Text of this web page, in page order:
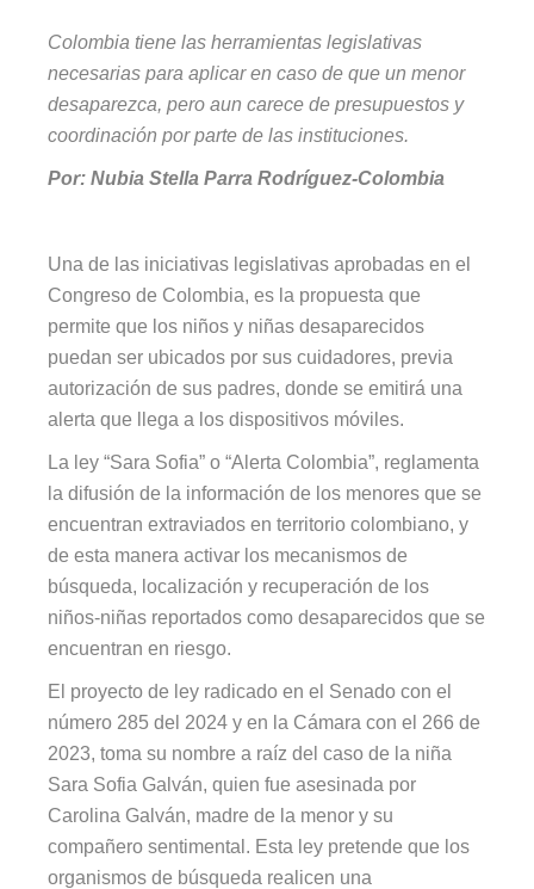
Colombia tiene las herramientas legislativas
necesarias para aplicar en caso de que un menor
desaparezca, pero aun carece de presupuestos y
coordinación por parte de las instituciones.
Por: Nubia Stella Parra Rodríguez-Colombia
Una de las iniciativas legislativas aprobadas en el
Congreso de Colombia, es la propuesta que
permite que los niños y niñas desaparecidos
puedan ser ubicados por sus cuidadores, previa
autorización de sus padres, donde se emitirá una
alerta que llega a los dispositivos móviles.
La ley “Sara Sofia” o “Alerta Colombia”, reglamenta
la difusión de la información de los menores que se
encuentran extraviados en territorio colombiano, y
de esta manera activar los mecanismos de
búsqueda, localización y recuperación de los
niños-niñas reportados como desaparecidos que se
encuentran en riesgo.
El proyecto de ley radicado en el Senado con el
número 285 del 2024 y en la Cámara con el 266 de
2023, toma su nombre a raíz del caso de la niña
Sara Sofia Galván, quien fue asesinada por
Carolina Galván, madre de la menor y su
compañero sentimental. Esta ley pretende que los
organismos de búsqueda realicen una